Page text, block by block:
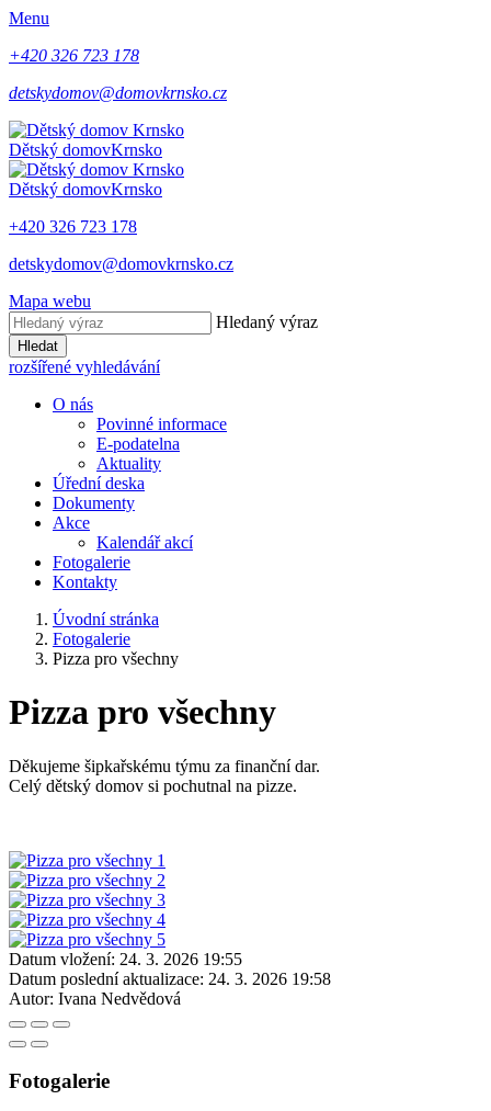
Menu
+420 326 723 178
detskydomov@domovkrnsko.cz
Dětský domovKrnsko
Dětský domovKrnsko
+420 326 723 178
detskydomov@domovkrnsko.cz
Mapa webu
Hledaný výraz
Hledat
rozšířené vyhledávání
O nás
Povinné informace
E-podatelna
Aktuality
Úřední deska
Dokumenty
Akce
Kalendář akcí
Fotogalerie
Kontakty
Úvodní stránka
Fotogalerie
Pizza pro všechny
Pizza pro všechny
Děkujeme šipkařskému týmu za finanční dar.
Celý dětský domov si pochutnal na pizze.
Datum vložení: 24. 3. 2026 19:55
Datum poslední aktualizace: 24. 3. 2026 19:58
Autor: Ivana Nedvědová
Fotogalerie